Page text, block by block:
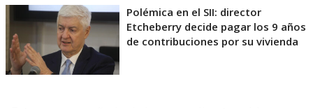
Polémica en el SII: director
Etcheberry decide pagar los 9 años
de contribuciones por su vivienda